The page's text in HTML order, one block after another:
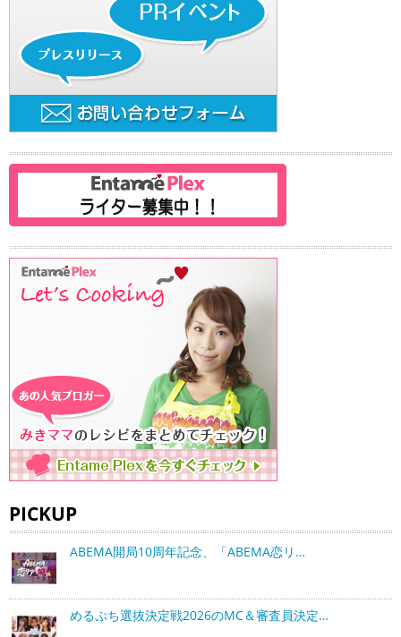
PICKUP
ABEMA開局10周年記念、「ABEMA恋リ…
めるぷち選抜決定戦2026のMC＆審査員決定…